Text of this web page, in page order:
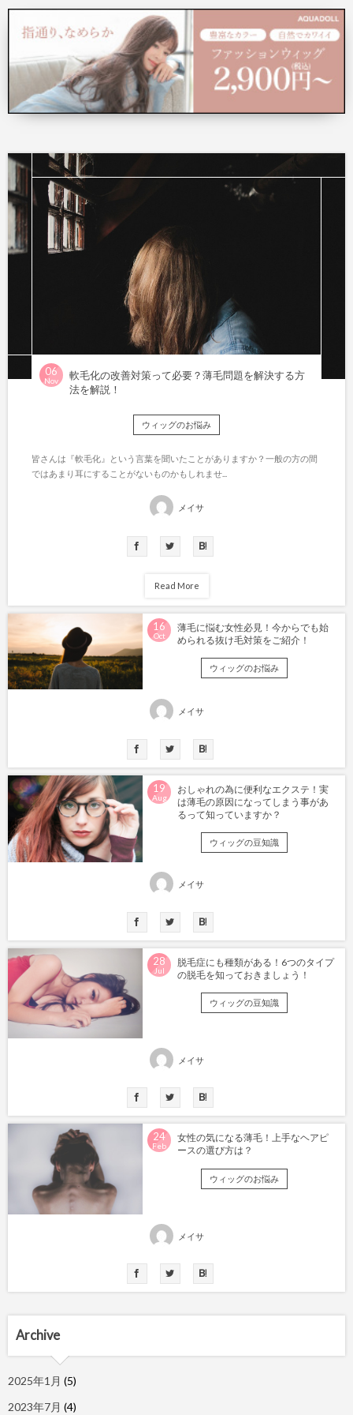
06
Nov
軟毛化の改善対策って必要？薄毛問題を解決する方
法を解説！
ウィッグのお悩み
皆さんは『軟毛化』という言葉を聞いたことがありますか？一般の方の間
ではあまり耳にすることがないものかもしれませ...
メイサ
Read More
16
Oct
薄毛に悩む女性必見！今からでも始
められる抜け毛対策をご紹介！
ウィッグのお悩み
メイサ
19
Aug
おしゃれの為に便利なエクステ！実
は薄毛の原因になってしまう事があ
るって知っていますか？
ウィッグの豆知識
メイサ
28
Jul
脱毛症にも種類がある！6つのタイプ
の脱毛を知っておきましょう！
ウィッグの豆知識
メイサ
24
Feb
女性の気になる薄毛！上手なヘアピ
ースの選び方は？
ウィッグのお悩み
メイサ
Archive
2025年1月 (5)
2023年7月 (4)